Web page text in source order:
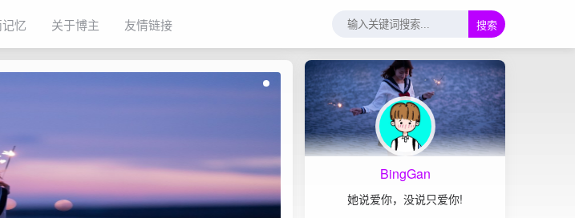
忆 关于博主 友情链接 搜索
BingGan
她说爱你，没说只爱你!